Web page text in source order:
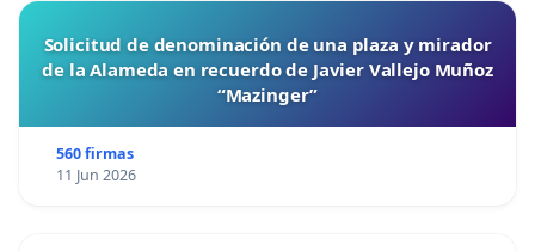
Solicitud de denominación de una plaza y mirador
de la Alameda en recuerdo de Javier Vallejo Muñoz
“Mazinger”
560 firmas
11 Jun 2026